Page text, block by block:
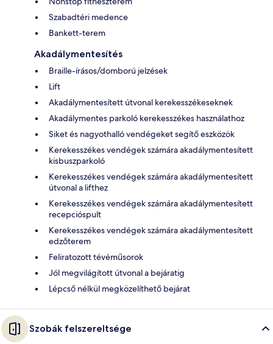
Szabadtéri medence
Bankett-terem
Akadálymentesítés
Braille-írásos/domború jelzések
Lift
Akadálymentesített útvonal kerekesszékeseknek
Akadálymentes parkoló kerekesszékes használathoz
Siket és nagyothalló vendégeket segítő eszközök
Kerekesszékes vendégek számára akadálymentesített
kisbuszparkoló
Kerekesszékes vendégek számára akadálymentesített
útvonal a lifthez
Kerekesszékes vendégek számára akadálymentesített
recepcióspult
Kerekesszékes vendégek számára akadálymentesített
edzőterem
Feliratozott tévéműsorok
Jól megvilágított útvonal a bejáratig
Lépcső nélkül megközelíthető bejárat
Szobák felszereltsége